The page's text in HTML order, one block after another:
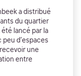
a distribué
du quartier
été lancé par la
d’espaces
une
entre